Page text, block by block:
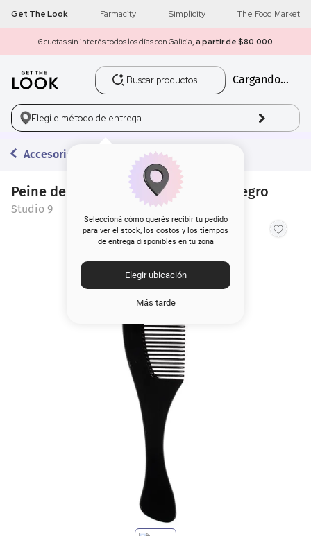
Get The Look Farmacity Simplicity The Food Market
6 cuotas sin interés todos los días con Galicia, a partir de $80.000
Buscar productos
Cargando...
Elegí elmétodo de entrega
Seleccioná cómo querés recibir tu pedido
para ver el stock, los costos y los tiempos
de entrega disponibles en tu zona
Elegir ubicación
Más tarde
Accesorios
Peine de Pelo Studio 9 con Mango Negro
Studio 9
1 get the look
2 máscara pestañas
3.
5. corrector